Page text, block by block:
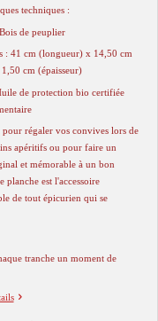
techniques :
de peuplier
: 41 cm (longueur) x 14,50 cm
cm (épaisseur)
de protection bio certifiée
pour régaler vos convives lors de
apéritifs ou pour faire un
et mémorable à un bon
planche est l'accessoire
de tout épicurien qui se
tranche un moment de